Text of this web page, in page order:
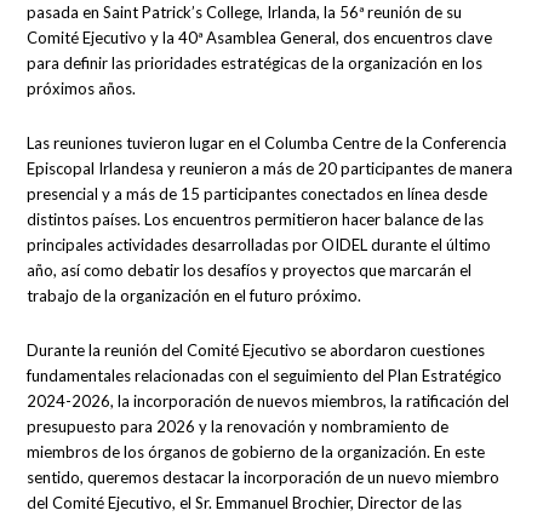
pasada en Saint Patrick’s College, Irlanda, la 56ª reunión de su
Comité Ejecutivo y la 40ª Asamblea General, dos encuentros clave
para definir las prioridades estratégicas de la organización en los
próximos años.
Las reuniones tuvieron lugar en el Columba Centre de la Conferencia
Episcopal Irlandesa y reunieron a más de 20 participantes de manera
presencial y a más de 15 participantes conectados en línea desde
distintos países. Los encuentros permitieron hacer balance de las
principales actividades desarrolladas por OIDEL durante el último
año, así como debatir los desafíos y proyectos que marcarán el
trabajo de la organización en el futuro próximo.
Durante la reunión del Comité Ejecutivo se abordaron cuestiones
fundamentales relacionadas con el seguimiento del Plan Estratégico
2024-2026, la incorporación de nuevos miembros, la ratificación del
presupuesto para 2026 y la renovación y nombramiento de
miembros de los órganos de gobierno de la organización. En este
sentido, queremos destacar la incorporación de un nuevo miembro
del Comité Ejecutivo, el Sr. Emmanuel Brochier, Director de las